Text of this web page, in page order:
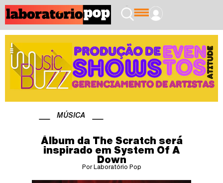
MÚSICA
Álbum da The Scratch será
inspirado em System Of A
Down
Por Laboratório Pop